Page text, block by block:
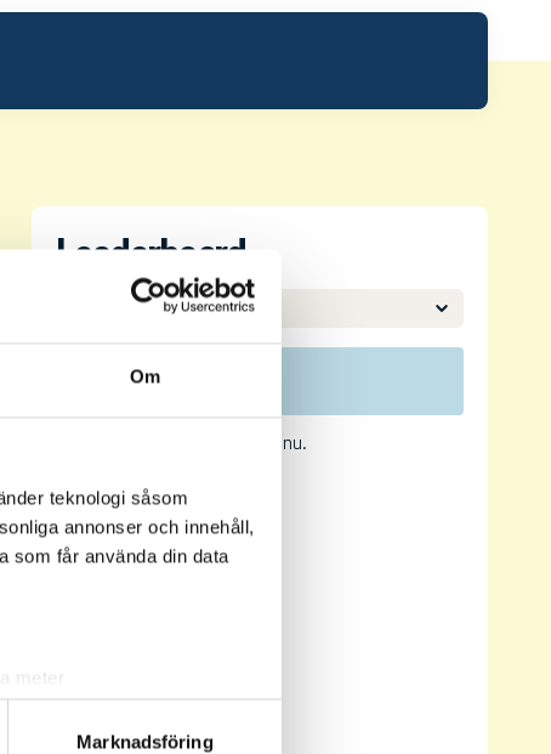
Om
teknologi såsom
annonser och innehåll,
som får använda din data
meter
. Du kan ändra
Marknadsföring
Leaderboard.
Inga resultat tillgängliga ännu.